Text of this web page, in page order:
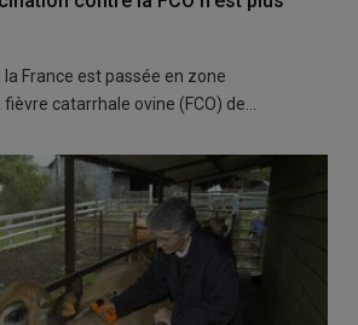
la France est passée en zone
catarrhale ovine (FCO) de…